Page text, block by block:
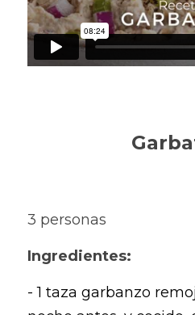
3 personas
Ingredientes:
- 1 taza garbanzo